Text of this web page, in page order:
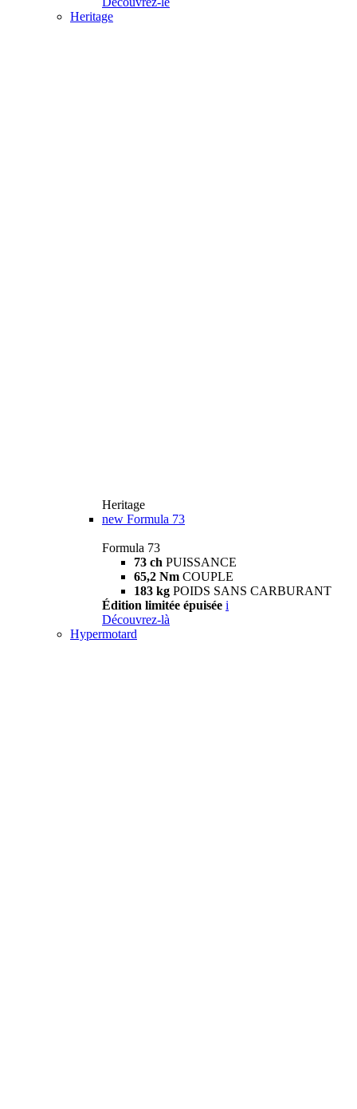
Heritage
Heritage
new Formula 73
Formula 73
73 ch PUISSANCE
65,2 Nm COUPLE
183 kg POIDS SANS CARBURANT
Édition limitée épuisée i
Découvrez-là
Hypermotard